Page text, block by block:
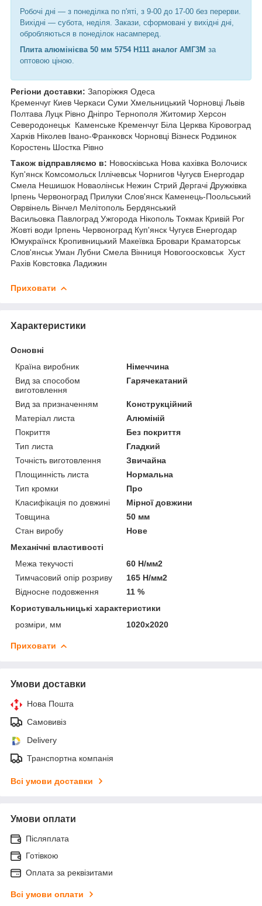
Робочі дні — з понеділка по п'яті, з 9-00 до 17-00 без перерви.
Вихідні — субота, неділя. Закази, сформовані у вихідні дні,
обробляються в понеділок насамперед.
Плита алюмінієва 50 мм 5754 Н111 аналог АМГ3М за
оптовою ціною.
Регіони доставки: Запоріжжя Одеса
Кременчуг Киев Черкаси Суми Хмельницький Чорновці Львів
Полтава Луцк Рівно Дніпро Тернополя Житомир Херсон
Северодонецьк Каменське Кременчуг Біла Церква Кіровоград
Харків Ніколев Івано-Франковск Чорновці Візнеск Родзинок
Коростень Шостка Рівно
Також відправляємо в: Новосківська Нова кахівка Волочиск
Куп'янск Комсомольск Іллічевськ Чорнигов Чугуєв Енергодар
Смела Нешишок Новаолінськ Нежин Стрий Дергачі Дружківка
Ірпень Червоноград Прилуки Слов'янск Каменець-Поольський
Оврвінель Вінчел Мелітополь Бердянський
Васильовка Павлоград Ужгорода Нікополь Токмак Кривій Рог
Жовті води Ірпень Червоноград Куп'янск Чугуєв Енергодар
Юмукраїнск Кропивницький Макеївка Бровари Краматорськ
Слов'янськ Уман Лубни Смела Вінниця Новогоосковськ Хуст
Рахів Ковстовка Ладижин
Приховати
Характеристики
Основні
Країна виробник
Німеччина
Вид за способом
виготовлення
Гарячекатаний
Вид за призначенням
Конструкційний
Матеріал листа
Алюміній
Покриття
Без покриття
Тип листа
Гладкий
Точність виготовлення
Звичайна
Площинність листа
Нормальна
Тип кромки
Про
Класифікація по довжині
Мірної довжини
Товщина
50 мм
Стан виробу
Нове
Механічні властивості
Межа текучості
60 Н/мм2
Тимчасовий опір розриву
165 Н/мм2
Відносне подовження
11 %
Користувальницькі характеристики
розміри, мм
1020х2020
Приховати
Умови доставки
Нова Пошта
Самовивіз
Delivery
Транспортна компанія
Всі умови доставки
Умови оплати
Післяплата
Готівкою
Оплата за реквізитами
Всі умови оплати